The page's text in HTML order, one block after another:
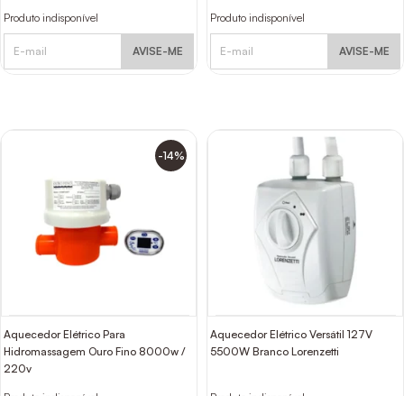
Produto indisponível
AVISE-ME
Produto indisponível
AVISE-ME
-14%
Aquecedor Elétrico Para
Hidromassagem Ouro Fino 8000w /
220v
Aquecedor Elétrico Versátil 127V
5500W Branco Lorenzetti